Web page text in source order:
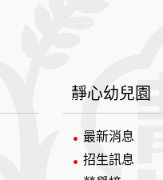
靜心幼兒園
最新消息
招生訊息